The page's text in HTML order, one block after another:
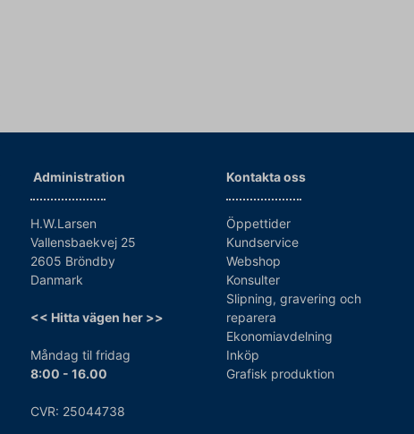
Administration
H.W.Larsen
Vallensbaekvej 25
2605 Bröndby
Danmark
<< Hitta vägen her >>
Måndag til fridag
8:00 - 16.00
CVR: 25044738
Kontakta oss
Öppettider
Kundservice
Webshop
Konsulter
Slipning, gravering och
reparera
Ekonomiavdelning
Inköp
Grafisk produktion